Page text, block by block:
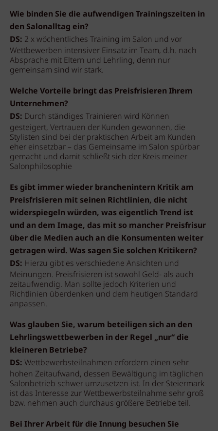
Wie binden Sie die aufwendigen Trainingszeiten in
den Salonalltag ein?
DS: 2 x wöchentliches Training im Salon und vor
Wettbewerben intensiver Einsatz im Team, d.h. nach
Absprache mit Eltern und Lehrling, denn nur
gemeinsam sind wir stark.
Welche Vorteile bringt das Preisfrisieren Ihrem
Unternehmen?
DS: Durch ständiges Trainieren wird Können
gesteigert, Vertrauen der Kunden gewonnen, die
Stylisten sind bei der praktischen Arbeit am Kunden
eher einsetzbar – das Gemeinsame im Salon spürbar
gemacht und damit schließt sich der Kreis meiner
Salonphilosophie
Es gibt immer wieder branchenintern Kritik am
Preisfrisieren mit seinen Richtlinien, die nicht
widerspiegeln würden, was eigentlich Trend ist
und an dem Image, das mit so mancher Preisfrisur
über die Medien auch an die Konsumenten weiter
getragen wird. Was sagen Sie solchen Kritikern?
DS: Hierzu gibt es verschiedene Ansichten und
Meinungen. Preisfrisieren ist sowohl Geld- als auch
zeitaufwendig. Man sollte jedoch Kriterien und
Richtlinien überdenken und dem heutigen Standard
anpassen.
Was glauben Sie, warum beteiligen sich an den
Lehrlingswettbewerben in der Regel „nur“ die
kleineren Betriebe?
DS: Wettbewerbsteilnahmen erfordern einen sehr
hohen Zeitaufwand, dessen Bewältigung im täglichen
Salonbetrieb schwer umzusetzen ist. In der Steiermark
ist das Interesse zur Wettbewerbsteilnahme sehr groß
bzw. nehmen auch durchaus größere Betriebe teil.
Bei Ihrer Arbeit für die Innung besuchen Sie